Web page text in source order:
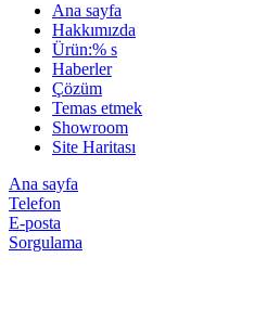
Ana sayfa
Hakkımızda
Ürün:% s
Haberler
Çözüm
Temas etmek
Showroom
Site Haritası
Ana sayfa
Telefon
E-posta
Sorgulama